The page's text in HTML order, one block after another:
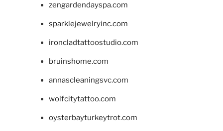
zengardendayspa.com
sparklejewelryinc.com
ironcladtattoostudio.com
bruinshome.com
annascleaningsvc.com
wolfcitytattoo.com
oysterbayturkeytrot.com